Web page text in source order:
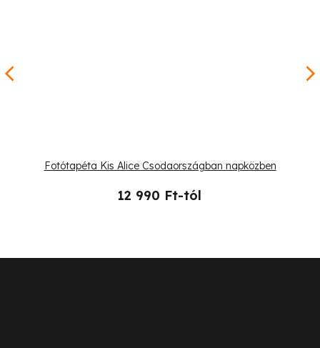
Fotótapéta Kis Alice Csodaországban napközben
12 990 Ft-tól